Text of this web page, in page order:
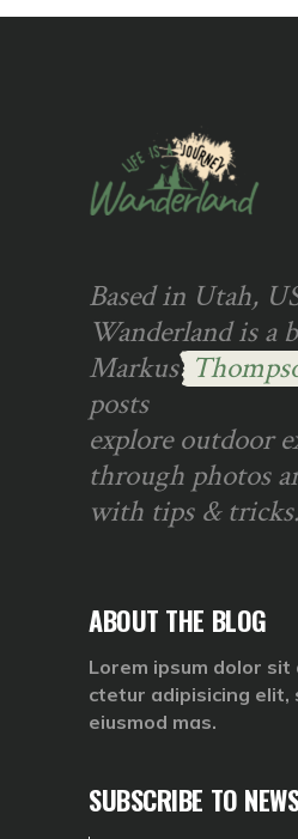
Based in Utah,
Wanderland is a
Markus
posts
explore outdoor
through photos
with tips & tricks.
ABOUT THE BLOG
Lorem ipsum dolor sit
ctetur adipisicing elit,
eiusmod mas.
SUBSCRIBE TO